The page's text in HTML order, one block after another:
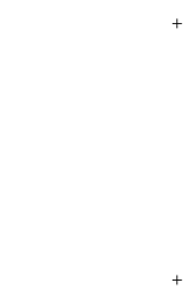
+
+